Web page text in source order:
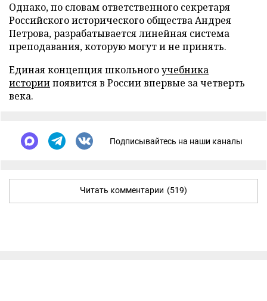
Однако, по словам ответственного секретаря
Российского исторического общества Андрея
Петрова, разрабатывается линейная система
преподавания, которую могут и не принять.
Единая концепция школьногоучебника
историипоявится в России впервые за четверть
века.
Подписывайтесь на наши каналы
Читать комментарии (519)